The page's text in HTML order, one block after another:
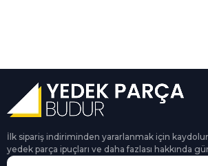
İlk sipariş indiriminden yararlanmak için
yedek parça ipuçları ve daha fazlası hakkında